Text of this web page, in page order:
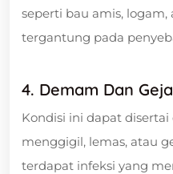
seperti bau amis, logam,
tergantung pada
4. Demam Dan
Kondisi ini dapat
menggigil, lemas, atau
terdapat infeksi yang